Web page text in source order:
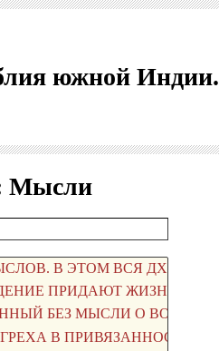
южной Индии.
Мысли